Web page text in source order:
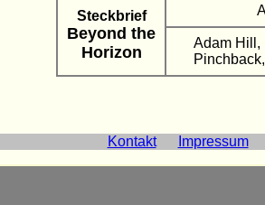
Steckbrief
Beyond the
Horizon
Adam Hill,
Kontakt Impressum